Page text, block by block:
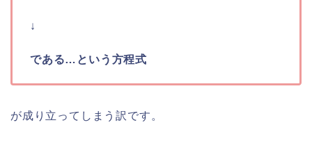
↓
である…という方程式
が成り立ってしまう訳です。